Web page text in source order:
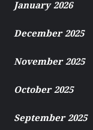
January 2026
December 2025
November 2025
October 2025
September 2025